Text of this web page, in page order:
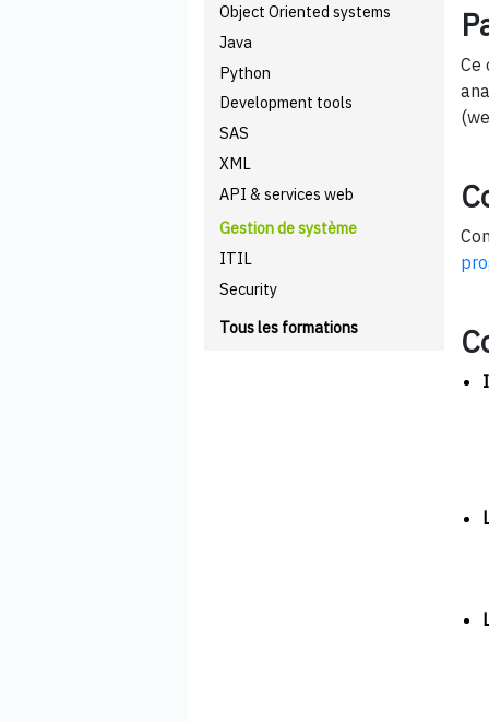
Object Oriented systems
Java
Python
Development tools
SAS
XML
API & services web
Gestion de système
ITIL
Security
Tous les formations
Ce